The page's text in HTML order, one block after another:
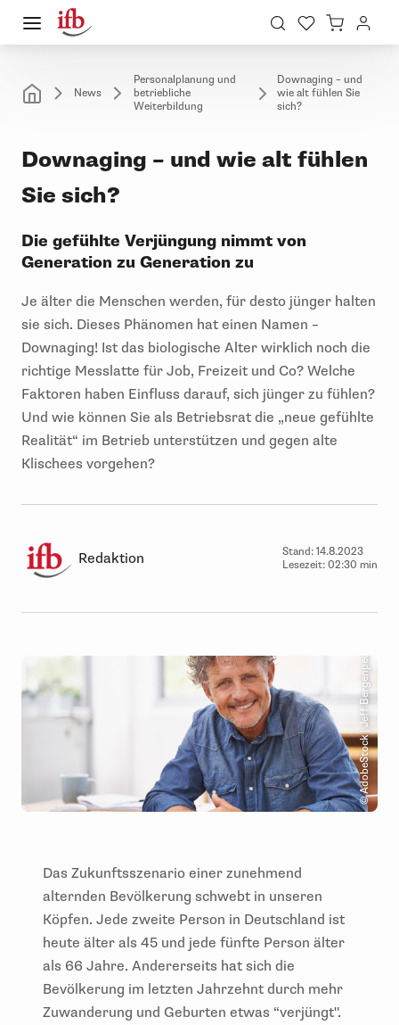
News
Personalplanung und
betriebliche
Weiterbildung
Downaging – und
wie alt fühlen Sie
sich?
Downaging – und wie alt fühlen
Sie sich?
Die gefühlte Verjüngung nimmt von
Generation zu Generation zu
Je älter die Menschen werden, für desto jünger halten
sie sich. Dieses Phänomen hat einen Namen –
Downaging! Ist das biologische Alter wirklich noch die
richtige Messlatte für Job, Freizeit und Co? Welche
Faktoren haben Einfluss darauf, sich jünger zu fühlen?
Und wie können Sie als Betriebsrat die „neue gefühlte
Realität“ im Betrieb unterstützen und gegen alte
Klischees vorgehen?
Redaktion Stand: 14.8.2023
Lesezeit: 02:30 min
© AdobeStock | Jeff Bergenpeopleimages.com
Das Zukunftsszenario einer zunehmend
alternden Bevölkerung schwebt in unseren
Köpfen. Jede zweite Person in Deutschland ist
heute älter als 45 und jede fünfte Person älter
als 66 Jahre. Andererseits hat sich die
Bevölkerung im letzten Jahrzehnt durch mehr
Zuwanderung und Geburten etwas “verjüngt".